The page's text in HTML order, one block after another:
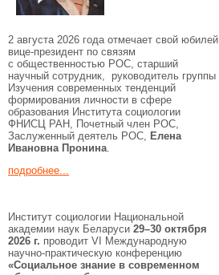
2 августа 2026 года отмечает свой юбилей
вице-президент по связям
с общественностью РОС, старший
научный сотрудник, руководитель группы
Изучения современных тенденций
формирования личности в сфере
образования Института социологии
ФНИСЦ РАН, Почетный член РОС,
Заслуженный деятель РОС, Елена
Ивановна Пронина.
подробнее...
Институт социологии Национальной
академии наук Беларуси 29–30 октября
2026 г. проводит VI Международную
научно-практическую конференцию
«Социальное знание в современном